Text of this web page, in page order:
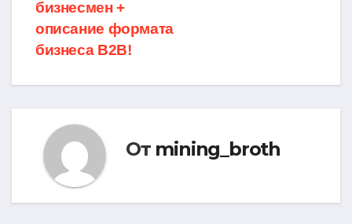
бизнесмен +
описание формата
бизнеса B2B!
От mining_broth